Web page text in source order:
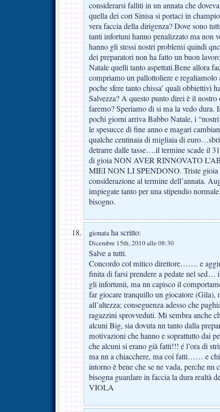
considerarsi falliti in un annata che
quella dei cori Sinisa si portaci in
vera faccia della dirigenza? Dove sono
tanti infortuni hanno penalizzato ma non
hanno gli stessi nostri problemi quindi
dei preparatori non ha fatto un buon
Natale quelli tanto aspettati.Bene allora
compriamo un pallottoliere e
poche sfere tanto chissa’ quali obbiettivi
Salvezza? A questo punto direi è il
faremo? Speriamo di si ma la vedo dura.
pochi giorni arriva Babbo Natale, i
le spesucce di fine anno e magari
qualche centinaia di migliaia di
detrarre dalle tasse….il termine scade il
di gioia NON AVER RINNOVATO
MIEI NON LI SPENDONO. Triste gioia
considerazione al termine dell’annata.
impiegate tanto per una stipendio
bisogno.
gionataha scritto:
Dicembre 15th, 2010 alle 08:30
Salve a tutti.
Concordo col mitico direttore……. e
finita di farsi prendere a pedate nel sed…
gli infortunii, ma nn capisco il
far giocare tranquillo un giocatore (Gila),
all’altezza; conseguenza adesso che
ragazzini sprovveduti. Mi sembra anche
alcuni Big, sia dovuta nn tanto dalla
motivazioni che hanno e soprattutto dai
che alcuni si erano già fatti!!! é l’ora di
ma nn a chiacchere, ma coi fatti…… e
intorno è bene che se ne vada, perche nn
bisogna guardare in faccia la dura realtà
VIOLA